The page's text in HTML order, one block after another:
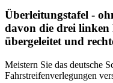
Überleitungstafel -
davon die drei
übergeleitet und
Meistern Sie das deutsche
Fahrstreifenverlegungen